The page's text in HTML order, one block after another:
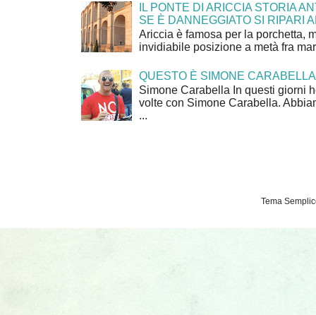
IL PONTE DI ARICCIA STORIA
SE È DANNEGGIATO SI RIPARI
Ariccia è famosa per la porchetta,
invidiabile posizione a metà fra
QUESTO È SIMONE CARABELLA
Simone Carabella In questi giorni
volte con Simone Carabella.
...
Tema